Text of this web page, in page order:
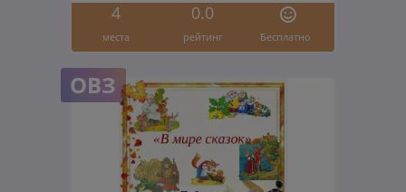
4 0.0
места рейтинг Бесплатно
ОВЗ